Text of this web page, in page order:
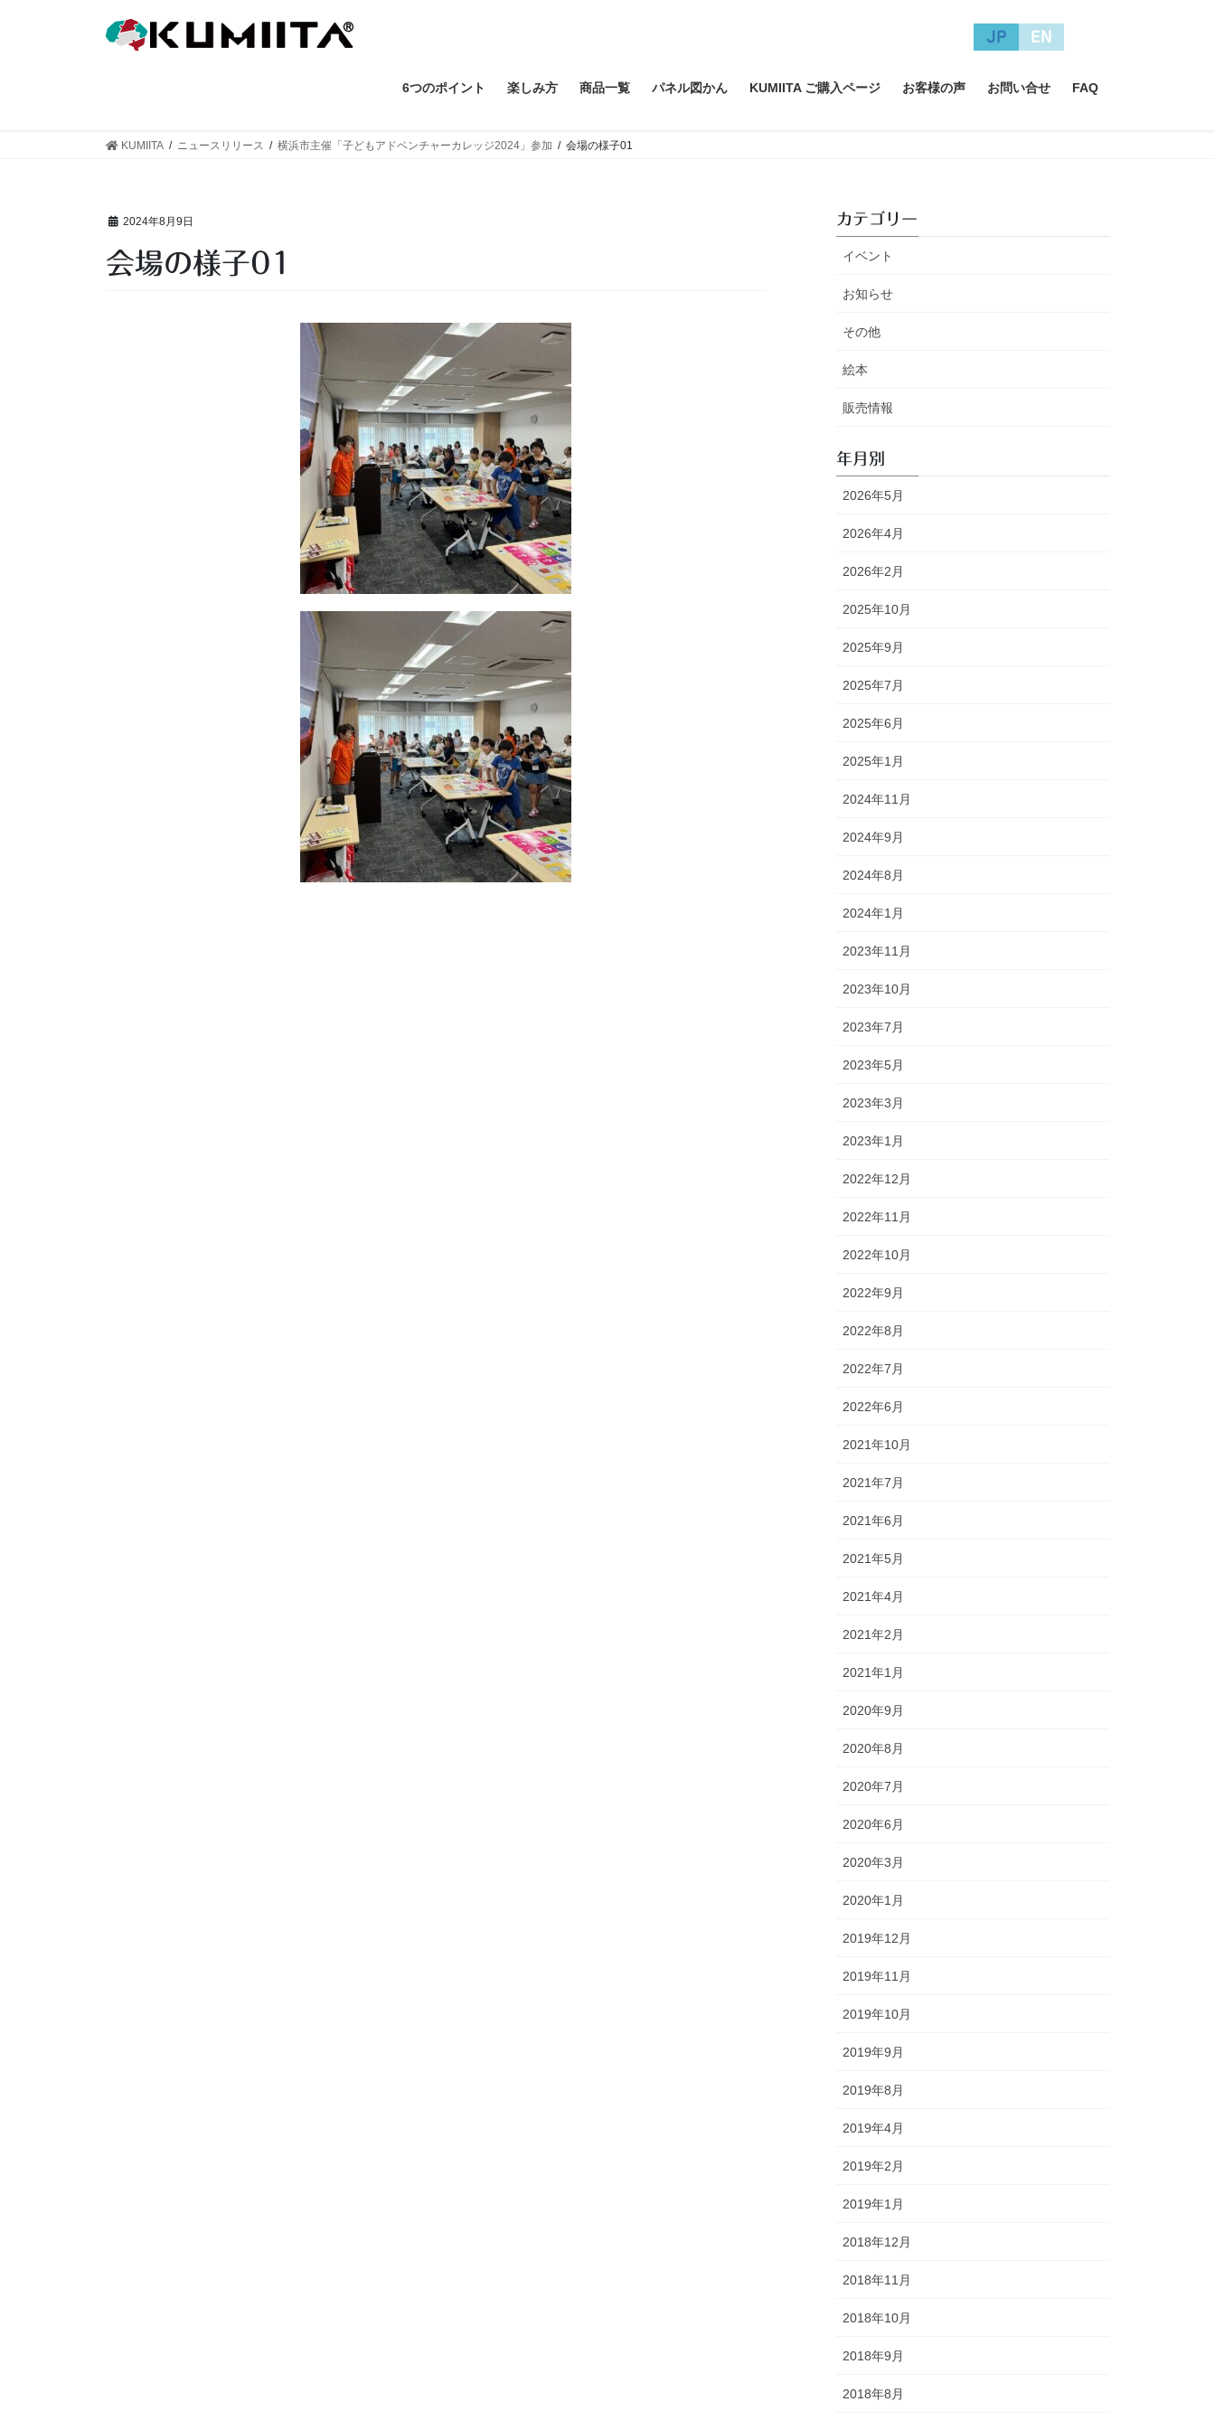
JP EN
6つのポイント 楽しみ方 商品一覧 パネル図かん KUMIITA ご購入ページ お客様の声 お問い合せ FAQ
KUMIITA ニュースリリース 横浜市主催「子どもアドベンチャーカレッジ2024」参加 会場の様子01
2024年8月9日
会場の様子01
カテゴリー
イベント
お知らせ
その他
絵本
販売情報
年月別
2026年5月
2026年4月
2026年2月
2025年10月
2025年9月
2025年7月
2025年6月
2025年1月
2024年11月
2024年9月
2024年8月
2024年1月
2023年11月
2023年10月
2023年7月
2023年5月
2023年3月
2023年1月
2022年12月
2022年11月
2022年10月
2022年9月
2022年8月
2022年7月
2022年6月
2021年10月
2021年7月
2021年6月
2021年5月
2021年4月
2021年2月
2021年1月
2020年9月
2020年8月
2020年7月
2020年6月
2020年3月
2020年1月
2019年12月
2019年11月
2019年10月
2019年9月
2019年8月
2019年4月
2019年2月
2019年1月
2018年12月
2018年11月
2018年10月
2018年9月
2018年8月